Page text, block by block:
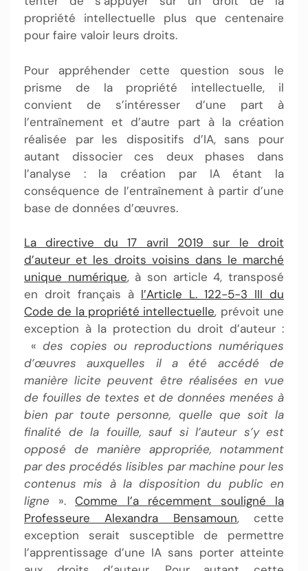
propriété intellectuelle plus que centenaire
pour faire valoir leurs droits.
Pour appréhender cette question sous le
prisme de la propriété intellectuelle, il
convient de s’intéresser d’une part à
l’entraînement et d’autre part à la création
réalisée par les dispositifs d’IA, sans pour
autant dissocier ces deux phases dans
l’analyse : la création par IA étant la
conséquence de l’entraînement à partir d’une
base de données d’œuvres.
La directive du 17 avril 2019 sur le droit
d’auteur et les droits voisins dans le marché
unique numérique, à son article 4, transposé
en droit français à l’Article L. 122-5-3 III du
Code de la propriété intellectuelle, prévoit une
exception à la protection du droit d’auteur :
« des copies ou reproductions numériques
d’œuvres auxquelles il a été accédé de
manière licite peuvent être réalisées en vue
de fouilles de textes et de données menées à
bien par toute personne, quelle que soit la
finalité de la fouille, sauf si l’auteur s’y est
opposé de manière appropriée, notamment
par des procédés lisibles par machine pour les
contenus mis à la disposition du public en
ligne ».Comme l’a récemment souligné la
Professeure Alexandra Bensamoun, cette
exception serait susceptible de permettre
l’apprentissage d’une IA sans porter atteinte